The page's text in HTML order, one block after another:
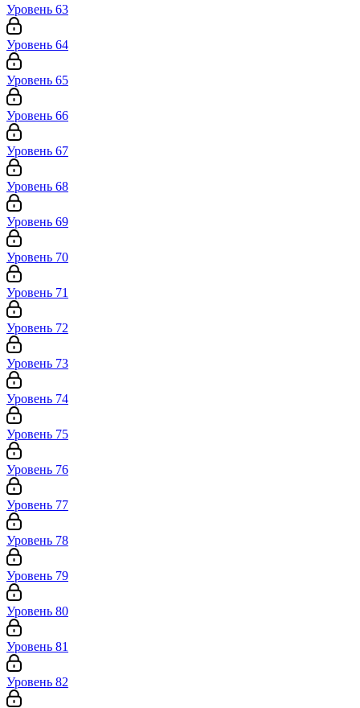
Уровень 63
Уровень 64
Уровень 65
Уровень 66
Уровень 67
Уровень 68
Уровень 69
Уровень 70
Уровень 71
Уровень 72
Уровень 73
Уровень 74
Уровень 75
Уровень 76
Уровень 77
Уровень 78
Уровень 79
Уровень 80
Уровень 81
Уровень 82